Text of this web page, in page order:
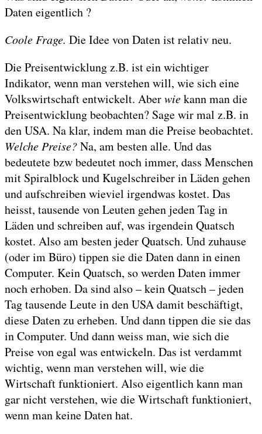
Daten eigentlich ?
Coole Frage. Die Idee von Daten ist relativ neu.
Die Preisentwicklung z.B. ist ein wichtiger
Indikator, wenn man verstehen will, wie sich eine
Volkswirtschaft entwickelt. Aberwiekann man die
Preisentwicklung beobachten? Sage wir mal z.B. in
den USA. Na klar, indem man die Preise beobachtet.
Welche Preise?Na, am besten alle. Und das
bedeutete bzw bedeutet noch immer, dass Menschen
mit Spiralblock und Kugelschreiber in Läden gehen
und aufschreiben wieviel irgendwas kostet. Das
heisst, tausende von Leuten gehen jeden Tag in
Läden und schreiben auf, was irgendein Quatsch
kostet. Also am besten jeder Quatsch. Und zuhause
(oder im Büro) tippen sie die Daten dann in einen
Computer. Kein Quatsch, so werden Daten immer
noch erhoben. Da sind also – kein Quatsch – jeden
Tag tausende Leute in den USA damit beschäftigt,
diese Daten zu erheben. Und dann tippen die sie das
in Computer. Und dann weiss man, wie sich die
Preise von egal was entwickeln. Das ist verdammt
wichtig, wenn man verstehen will, wie die
Wirtschaft funktioniert. Also eigentlich kann man
gar nicht verstehen, wie die Wirtschaft funktioniert,
wenn man keine Daten hat.